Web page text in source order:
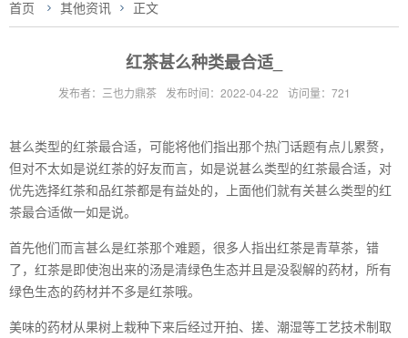
首页 其他资讯 正文
红茶甚么种类最合适_
发布者：三也力鼎茶 发布时间：2022-04-22 访问量：721
甚么类型的红茶最合适，可能将他们指出那个热门话题有点儿累赘，
但对不太如是说红茶的好友而言，如是说甚么类型的红茶最合适，对
优先选择红茶和品红茶都是有益处的，上面他们就有关甚么类型的红
茶最合适做一如是说。
首先他们而言甚么是红茶那个难题，很多人指出红茶是青草茶，错
了，红茶是即使泡出来的汤是清绿色生态并且是没裂解的药材，所有
绿色生态的药材并不多是红茶哦。
美味的药材从果树上栽种下来后经过开拍、搓、潮湿等工艺技术制取